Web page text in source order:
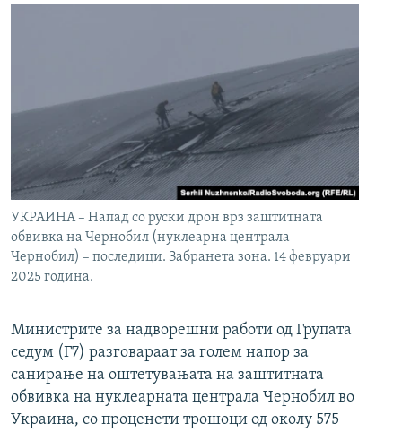
УКРАИНА – Напад со руски дрон врз заштитната
обвивка на Чернобил (нуклеарна централа
Чернобил) – последици. Забранета зона. 14 февруари
2025 година.
Министрите за надворешни работи од Групата
седум (Г7) разговараат за голем напор за
санирање на оштетувањата на заштитната
обвивка на нуклеарната централа Чернобил во
Украина, со проценети трошоци од околу 575